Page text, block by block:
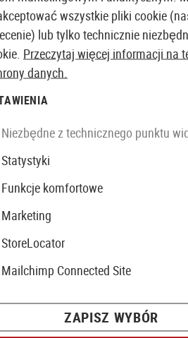
GBB
OBECNIE
NIEDOSTĘPNE W
LEAPERS
wszystkie pliki cookie
lub tylko technicznie
Przeczytaj więcej informacji na
danych.
Niezbędne z technicznego punktu
Statystyki
Funkcje komfortowe
Marketing
StoreLocator
Mailchimp Connected Site
ZAPISZ WYBÓR